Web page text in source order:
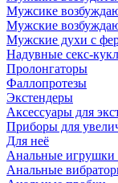
Мужсике
Мужские
Мужские духи с
Надувные секс-
Пролонгаторы
Фаллопротезы
Экстендеры
Аксессуары для
Приборы для
Для неё
Анальные игрушки
Анальные